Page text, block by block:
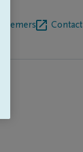
Contact